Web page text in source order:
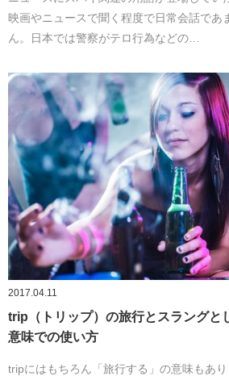
映画やニュースで聞く程度で日常会話であ
ん。日本では警察がテロ行為などの…
2017.04.11
trip（トリップ）の旅行とスラングと
意味での使い方
tripにはもちろん「旅行する」の意味もあ